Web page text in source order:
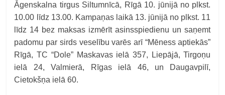
Āgenskalna tirgus Siltumnīcā, Rīgā 10. jūnijā no plkst.
10.00 līdz 13.00. Kampaņas laikā 13. jūnijā no plkst. 11
līdz 14 bez maksas izmērīt asinsspiedienu un saņemt
padomu par sirds veselību varēs arī “Mēness aptiekās”
Rīgā, TC “Dole” Maskavas ielā 357, Liepājā, Tirgoņu
ielā 24, Valmierā, Rīgas ielā 46, un Daugavpilī,
Cietokšņa ielā 60.